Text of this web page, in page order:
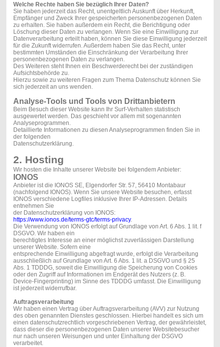
Welche Rechte haben Sie bezüglich Ihrer Daten?
Sie haben jederzeit das Recht, unentgeltlich Auskunft über Herkunft,
Empfänger und Zweck Ihrer gespeicherten personenbezogenen Daten
zu erhalten. Sie haben außerdem ein Recht, die Berichtigung oder
Löschung dieser Daten zu verlangen. Wenn Sie eine Einwilligung zur
Datenverarbeitung erteilt haben, können Sie diese Einwilligung jederzeit
für die Zukunft widerrufen. Außerdem haben Sie das Recht, unter
bestimmten Umständen die Einschränkung der Verarbeitung Ihrer
personenbezogenen Daten zu verlangen.
Des Weiteren steht Ihnen ein Beschwerderecht bei der zuständigen
Aufsichtsbehörde zu.
Hierzu sowie zu weiteren Fragen zum Thema Datenschutz können Sie
sich jederzeit an uns wenden.
Analyse-Tools und Tools von Drittanbietern
Beim Besuch dieser Website kann Ihr Surf-Verhalten statistisch
ausgewertet werden. Das geschieht vor allem mit sogenannten
Analyseprogrammen.
Detaillierte Informationen zu diesen Analyseprogrammen finden Sie in
der folgenden
Datenschutzerklärung.
2. Hosting
Wir hosten die Inhalte unserer Website bei folgendem Anbieter:
IONOS
Anbieter ist die IONOS SE, Elgendorfer Str. 57, 56410 Montabaur
(nachfolgend IONOS). Wenn Sie unsere Website besuchen, erfasst
IONOS verschiedene Logfiles inklusive Ihrer IP-Adressen. Details
entnehmen Sie
der Datenschutzerklärung von IONOS:
https://www.ionos.de/terms-gtc/terms-privacy.
Die Verwendung von IONOS erfolgt auf Grundlage von Art. 6 Abs. 1 lit. f
DSGVO. Wir haben ein
berechtigtes Interesse an einer möglichst zuverlässigen Darstellung
unserer Website. Sofern eine
entsprechende Einwilligung abgefragt wurde, erfolgt die Verarbeitung
ausschließlich auf Grundlage von Art. 6 Abs. 1 lit. a DSGVO und § 25
Abs. 1 TDDDG, soweit die Einwilligung die Speicherung von Cookies
oder den Zugriff auf Informationen im Endgerät des Nutzers (z. B.
Device-Fingerprinting) im Sinne des TDDDG umfasst. Die Einwilligung
ist jederzeit widerrufbar.
Auftragsverarbeitung
Wir haben einen Vertrag über Auftragsverarbeitung (AVV) zur Nutzung
des oben genannten Dienstes geschlossen. Hierbei handelt es sich um
einen datenschutzrechtlich vorgeschriebenen Vertrag, der gewährleistet,
dass dieser die personenbezogenen Daten unserer Websitebesucher
nur nach unseren Weisungen und unter Einhaltung der DSGVO
verarbeitet.